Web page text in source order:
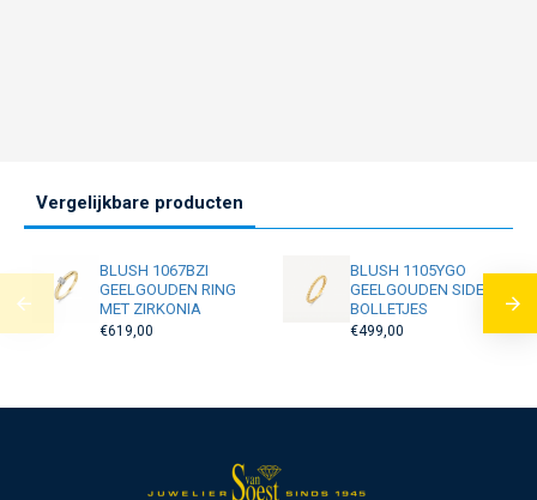
Vergelijkbare producten
BLUSH 1067BZI
GEELGOUDEN RING
MET ZIRKONIA
€619,00
BLUSH 1105YGO
GEELGOUDEN SIDER
BOLLETJES
€499,00